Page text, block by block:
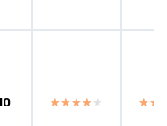
★★★★★
★★★★★